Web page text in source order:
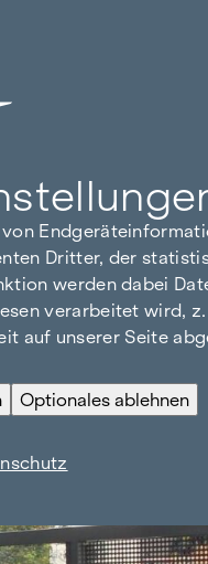
Dritter, der
werden dabei
verarbeitet wird,
auf unserer Seite
Optionales ablehnen